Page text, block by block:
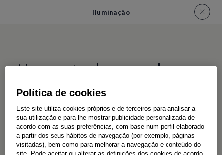
Iluminação
Ver a estrada com aluz
certa
Os seus dias de trabalho começam antes do
amanhecer? Ou trabalha sob quaisquer
condições climáticas? Com a Crafter não tem
Política de cookies
Este site utiliza cookies próprios e de terceiros para analisar a
sua utilização e para lhe mostrar publicidade personalizada de
acordo com as suas preferências, com base num perfil elaborado
a partir dos seus hábitos de navegação (por exemplo, páginas
visitadas), bem como para melhorar a navegação e conteúdo do